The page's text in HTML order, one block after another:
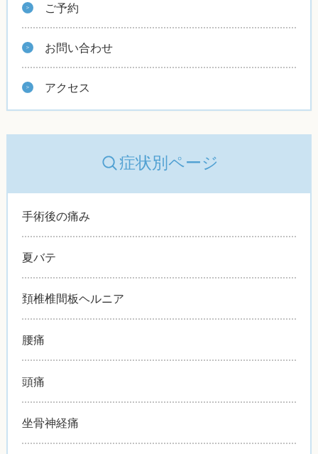
ご予約
お問い合わせ
アクセス
症状別ページ
手術後の痛み
夏バテ
頚椎椎間板ヘルニア
腰痛
頭痛
坐骨神経痛